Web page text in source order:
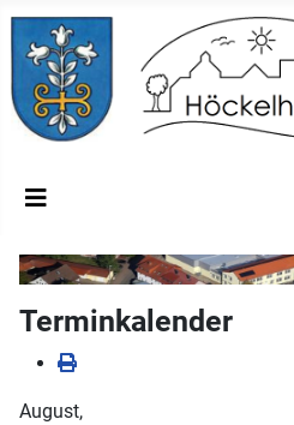
Terminkalender
August,